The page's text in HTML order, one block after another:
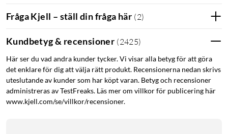
Fråga Kjell – ställ din fråga här (2)
Kundbetyg & recensioner (2425)
Här ser du vad andra kunder tycker. Vi visar alla betyg för att göra
det enklare för dig att välja rätt produkt. Recensionerna nedan skrivs
uteslutande av kunder som har köpt varan. Betyg och recensioner
administreras av TestFreaks. Läs mer om villkor för publicering här
www.kjell.com/se/villkor/recensioner.